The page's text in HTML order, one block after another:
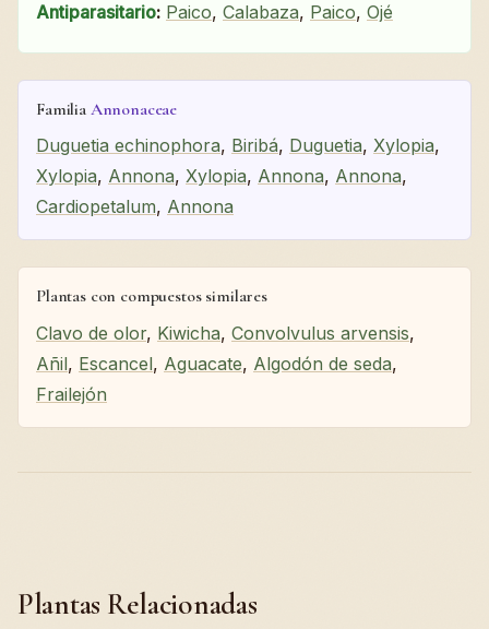
Antiparasitario: Paico, Calabaza, Paico, Ojé
Familia Annonaceae
Duguetia echinophora, Biribá, Duguetia, Xylopia,
Xylopia, Annona, Xylopia, Annona, Annona,
Cardiopetalum, Annona
Plantas con compuestos similares
Clavo de olor, Kiwicha, Convolvulus arvensis,
Añil, Escancel, Aguacate, Algodón de seda,
Frailejón
Plantas Relacionadas